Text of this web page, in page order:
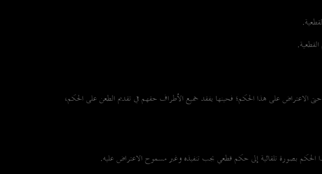
أو حتى الاعتراض على هذا الحكم؛ فحينها يفقد جميع الأطراف حقهم في تقديم الطعن على الحكم،
الحكم بصورة تلقائية إلى حكم قطعي يجب تنفيذه وغير مسموح الاعتراض عليه.